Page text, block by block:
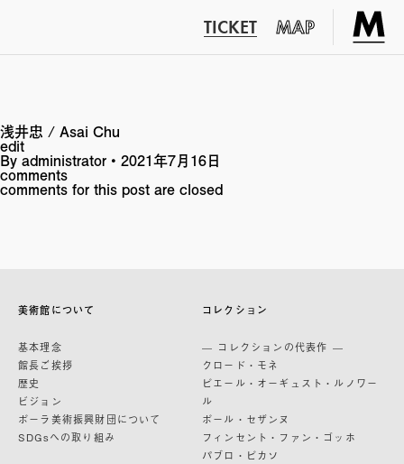
TICKET MAP
浅井忠 / Asai Chu
edit
By administrator • 2021年7月16日
comments
comments for this post are closed
美術館について
基本理念
館長ご挨拶
歴史
ビジョン
ポーラ美術振興財団について
SDGsへの取り組み
コレクション
— コレクションの代表作 —
クロード・モネ
ピエール・オーギュスト・ルノワー
ル
ポール・セザンヌ
フィンセント・ファン・ゴッホ
パブロ・ピカソ